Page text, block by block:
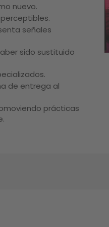
nuevo.
señales
sido sustituido
de entrega al
prácticas